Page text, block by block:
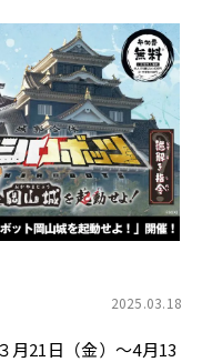
2025.03.18
月21日（金）～4月13